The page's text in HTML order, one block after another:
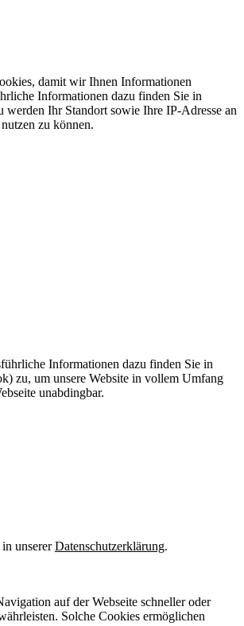
damit wir Ihnen Informationen
Informationen dazu finden Sie in
Ihr Standort sowie Ihre IP-Adresse an
zu können.
Informationen dazu finden Sie in
zu, um unsere Website in vollem Umfang
unabdingbar.
unsererDatenschutzerklärung.
auf der Webseite schneller oder
Solche Cookies ermöglichen